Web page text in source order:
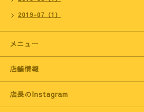
2019-07（1）
メニュー
店舗情報
店長のInstagram